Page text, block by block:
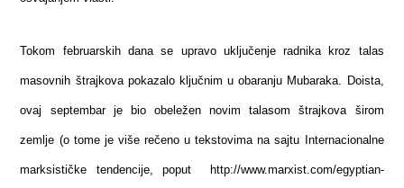
Tokom februarskih dana se upravo uključenje radnika kroz talas
masovnih štrajkova pokazalo ključnim u obaranju Mubaraka. Doista,
ovaj septembar je bio obeležen novim talasom štrajkova širom
zemlje (o tome je više rečeno u tekstovima na sajtu Internacionalne
marksističke tendencije, poput http://www.marxist.com/egyptian-